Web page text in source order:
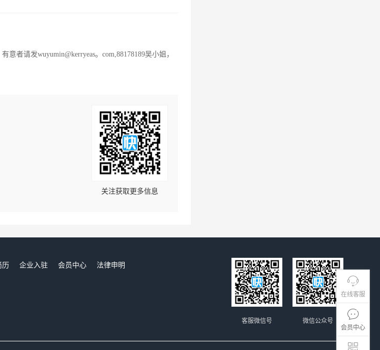
在线客服
会员中心
者请发wuyumin@kerryeas。com,88178189吴小姐，
关注获取更多信息
历 企业入驻 会员中心
法律申明
微信公众号
客服微信号